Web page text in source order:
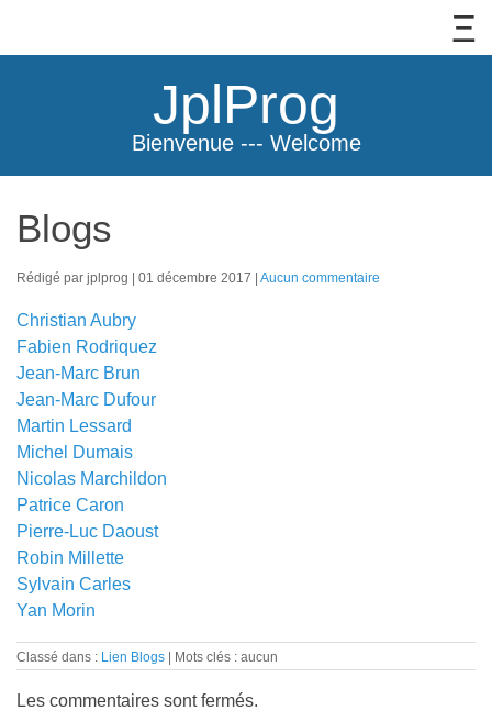
JplProg
Bienvenue --- Welcome
Blogs
Rédigé par jplprog 01 décembre 2017 Aucun commentaire
Christian Aubry
Fabien Rodriquez
Jean-Marc Brun
Jean-Marc Dufour
Martin Lessard
Michel Dumais
Nicolas Marchildon
Patrice Caron
Pierre-Luc Daoust
Robin Millette
Sylvain Carles
Yan Morin
Classé dans : Lien Blogs Mots clés : aucun
Les commentaires sont fermés.